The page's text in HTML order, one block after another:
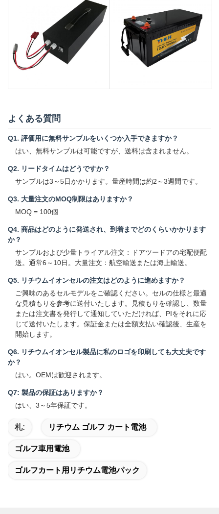
よくある質問
Q1. 評価用に無料サンプルをいくつか入手できますか？
はい、無料サンプルは可能ですが、送料は含まれません。
Q2. リードタイムはどうですか？
サンプルは3～5日かかります。量産時間は約2～3週間です。
Q3. 大量注文のMOQ制限はありますか？
MOQ = 100個
Q4. 商品はどのように発送され、到着までどのくらいかかります
か？
サンプルおよび少量トライアル注文：ドアツードアの宅配便配
送。通常6～10日。大量注文：航空輸送または海上輸送。
Q5. リチウムイオンセルの注文はどのように進めますか？
ご興味のあるセルモデルをご確認ください。セルの仕様と最適
な見積もりを参考に送付いたします。見積もりを確認し、数量
または注文書を発行して通知していただければ、PIをそれに応
じて送付いたします。保証金または全額支払い確認後、生産を
開始します。
Q6. リチウムイオンセル製品に私のロゴを印刷しても大丈夫です
か？
はい。OEMは歓迎されます。
Q7: 製品の保証はありますか？
はい、3～5年保証です。
札: リチウム ゴルフ カート電池
ゴルフ車用電池
ゴルフカート用リチウム電池パック